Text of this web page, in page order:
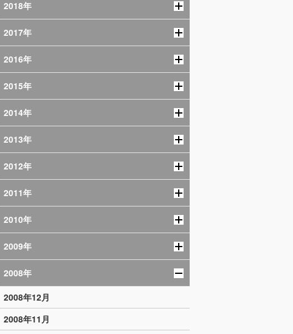
2018年
2017年
2016年
2015年
2014年
2013年
2012年
2011年
2010年
2009年
2008年
2008年12月
2008年11月